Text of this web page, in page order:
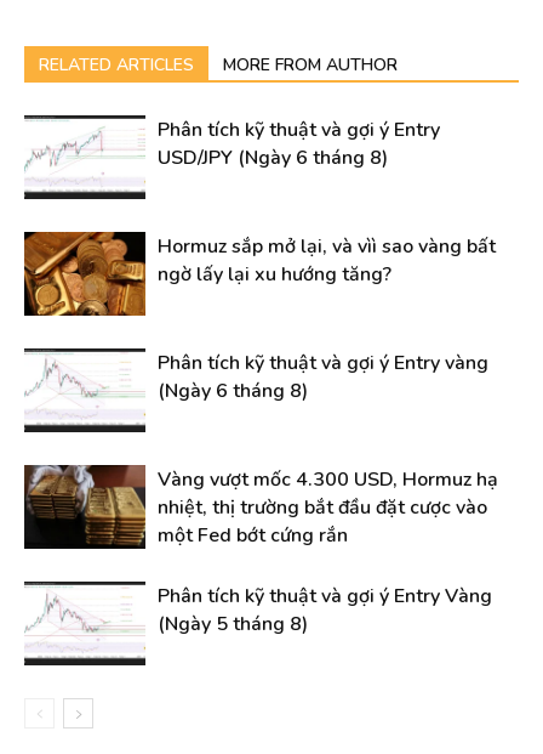
RELATED ARTICLES MORE FROM AUTHOR
Phân tích kỹ thuật và gợi ý Entry
USD/JPY (Ngày 6 tháng 8)
Hormuz sắp mở lại, và vìì sao vàng bất
ngờ lấy lại xu hướng tăng?
Phân tích kỹ thuật và gợi ý Entry vàng
(Ngày 6 tháng 8)
Vàng vượt mốc 4.300 USD, Hormuz hạ
nhiệt, thị trường bắt đầu đặt cược vào
một Fed bớt cứng rắn
Phân tích kỹ thuật và gợi ý Entry Vàng
(Ngày 5 tháng 8)